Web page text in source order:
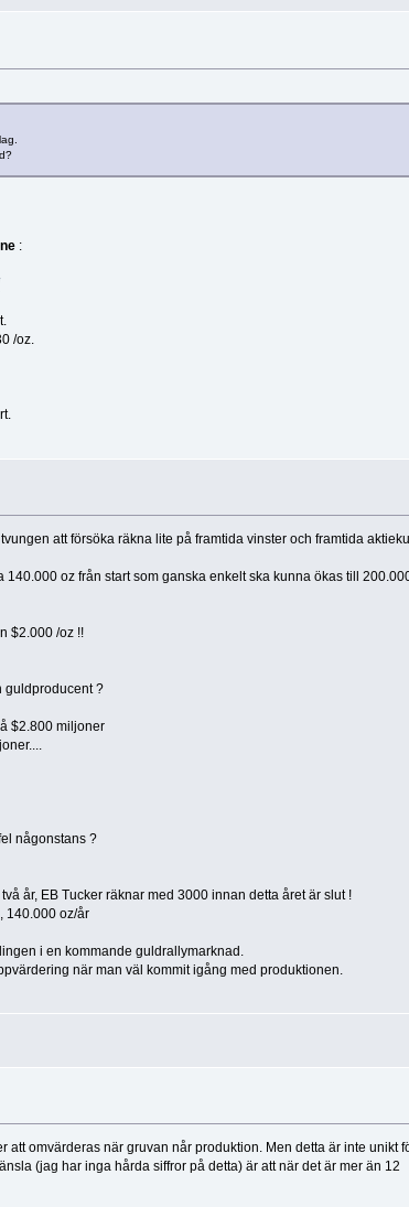
:
/oz.
att försöka räkna lite på framtida vinster och framtida
oz från start som ganska enkelt ska kunna ökas till
$2.000 /oz !!
guldproducent ?
$2.800 miljoner
någonstans ?
år, EB Tucker räknar med 3000 innan detta året är slut !
140.000 oz/år
i en kommande guldrallymarknad.
när man väl kommit igång med produktionen.
att omvärderas när gruvan når produktion. Men detta är inte unikt
(jag har inga hårda siffror på detta) är att när det är mer än 12